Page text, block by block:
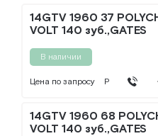
14GTV 1960 37
VOLT 140 зуб.,GATES
В наличии
Цена по запросу Р
14GTV 1960 68
VOLT 140 зуб.,GATES